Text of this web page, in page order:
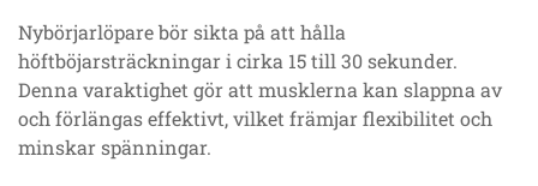
Nybörjarlöpare bör sikta på att hålla
höftböjarsträckningar i cirka 15 till 30 sekunder.
Denna varaktighet gör att musklerna kan slappna av
och förlängas effektivt, vilket främjar flexibilitet och
minskar spänningar.